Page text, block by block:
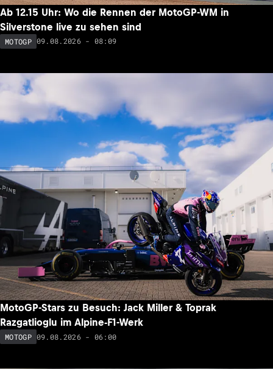
Ab 12.15 Uhr: Wo die Rennen der MotoGP-WM in
Silverstone live zu sehen sind
MOTOGP 09.08.2026 - 08:09
MotoGP-Stars zu Besuch: Jack Miller & Toprak
Razgatlioglu im Alpine-F1-Werk
MOTOGP 09.08.2026 - 06:00